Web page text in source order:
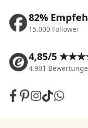
82%
15.000 Follower
4,85/5
4.901